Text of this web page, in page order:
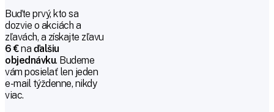
Buďte prvý, kto sa
dozvie o akciách a
zľavách, a získajte zľavu
6 €na ďalšiu
objednávku. Budeme
vám posielať len jeden
e-mail týždenne, nikdy
viac.